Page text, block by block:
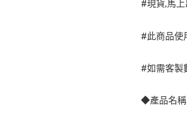
#現貨,馬
#此商品使
#如需客製
◆產品名稱